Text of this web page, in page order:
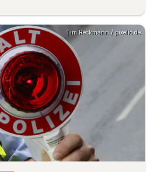
Tim Reckmann / pixelio.de